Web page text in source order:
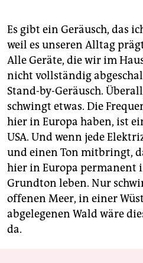
Es gibt ein Geräusch, das
weil es unseren Alltag
Alle Geräte, die wir im
nicht vollständig
Stand-by-Geräusch.
schwingt etwas. Die
hier in Europa haben, ist
USA. Und wenn jede
und einen Ton mitbringt,
hier in Europa permanent
Grundton leben. Nur
offenen Meer, in einer
abgelegenen Wald wäre
da.